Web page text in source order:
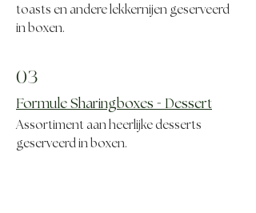
toasts en andere lekkernijen geserveerd
in boxen.
03
Formule Sharingboxes - Dessert
Assortiment aan heerlijke desserts
geserveerd in boxen.